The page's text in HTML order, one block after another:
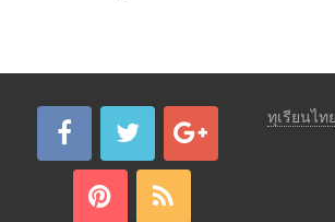
ทุเรียนไทย